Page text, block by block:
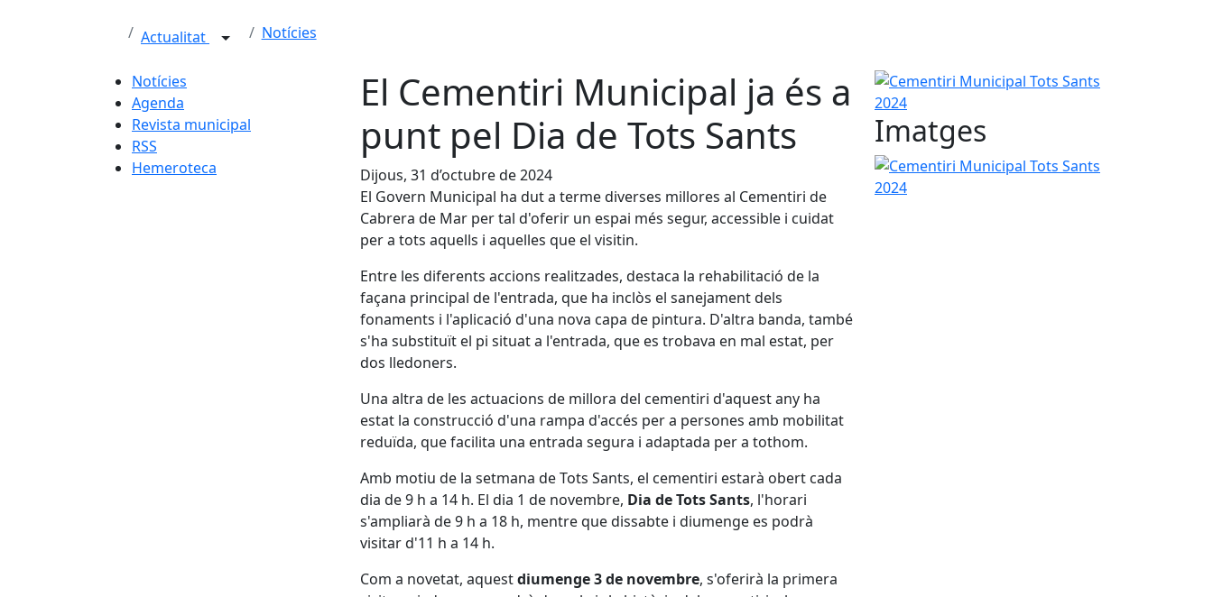
Actualitat Notícies
Notícies
Agenda
Revista municipal
RSS
Hemeroteca
El Cementiri Municipal ja és a
punt pel Dia de Tots Sants
Dijous, 31 d’octubre de 2024
El Govern Municipal ha dut a terme diverses millores al Cementiri de
Cabrera de Mar per tal d'oferir un espai més segur, accessible i cuidat
per a tots aquells i aquelles que el visitin.
Entre les diferents accions realitzades, destaca la rehabilitació de la
façana principal de l'entrada, que ha inclòs el sanejament dels
fonaments i l'aplicació d'una nova capa de pintura. D'altra banda, també
s'ha substituït el pi situat a l'entrada, que es trobava en mal estat, per
dos lledoners.
Una altra de les actuacions de millora del cementiri d'aquest any ha
estat la construcció d'una rampa d'accés per a persones amb mobilitat
reduïda, que facilita una entrada segura i adaptada per a tothom.
Amb motiu de la setmana de Tots Sants, el cementiri estarà obert cada
dia de 9 h a 14 h. El dia 1 de novembre, Dia de Tots Sants, l'horari
s'ampliarà de 9 h a 18 h, mentre que dissabte i diumenge es podrà
visitar d'11 h a 14 h.
Com a novetat, aquestdiumenge 3 de novembre, s'oferirà la primera
Cementiri Municipal Tots Sants 2024
Imatges
Cementiri Municipal Tots Sants 2024